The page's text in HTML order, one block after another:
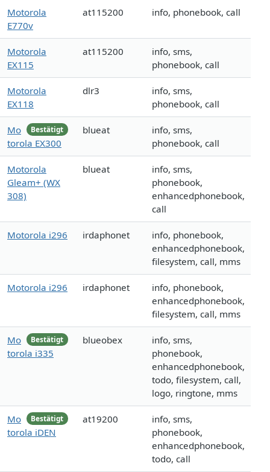
Motorola
E770v
at115200 info, phonebook, call
Motorola
EX115
at115200
info, sms,
phonebook, call
Motorola
EX118
dlr3
info, sms,
phonebook, call
Bestätigt
Mo
torola EX300
blueat
info, sms,
phonebook, call
Motorola
Gleam+ (WX
308)
blueat
info, sms,
phonebook,
enhancedphonebook,
call
Motorola i296 irdaphonet
info, phonebook,
enhancedphonebook,
filesystem, call, mms
Motorola i296 irdaphonet
info, phonebook,
enhancedphonebook,
filesystem, call, mms
Bestätigt
Mo
torola i335
blueobex
info, sms,
phonebook,
enhancedphonebook,
todo, filesystem, call,
logo, ringtone, mms
Bestätigt
Mo
torola iDEN
at19200
info, sms,
phonebook,
enhancedphonebook,
todo, call